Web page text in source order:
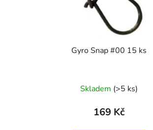
Gyro Snap #00 15 ks
Skladem (>5 ks)
169 Kč